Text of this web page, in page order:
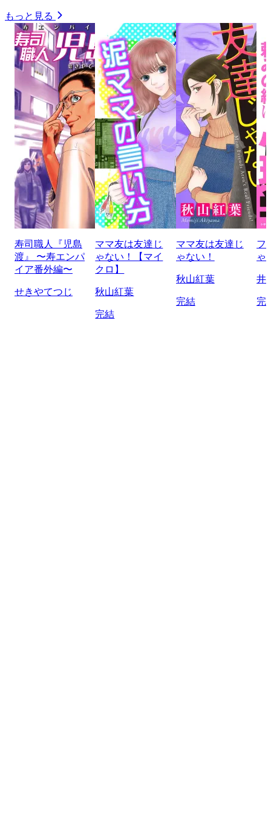
もっと見る
寿司職人『児島
渡』 〜寿エンパ
イア番外編〜
せきやてつじ
ママ友は友達じ
ゃない！【マイ
クロ】
秋山紅葉
完結
ママ友は友達じ
ゃない！
秋山紅葉
完結
フ
ゃ
井
完